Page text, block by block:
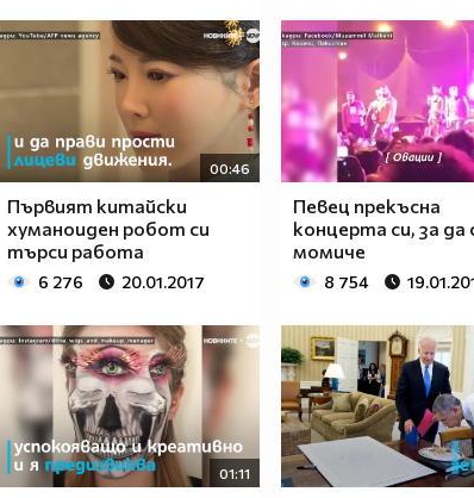
00:46
Първият китайски
хуманоиден робот си
търси работа
6 276 20.01.2017
Певец прекъсна
концерта си, за да
момиче
8 754
01:11